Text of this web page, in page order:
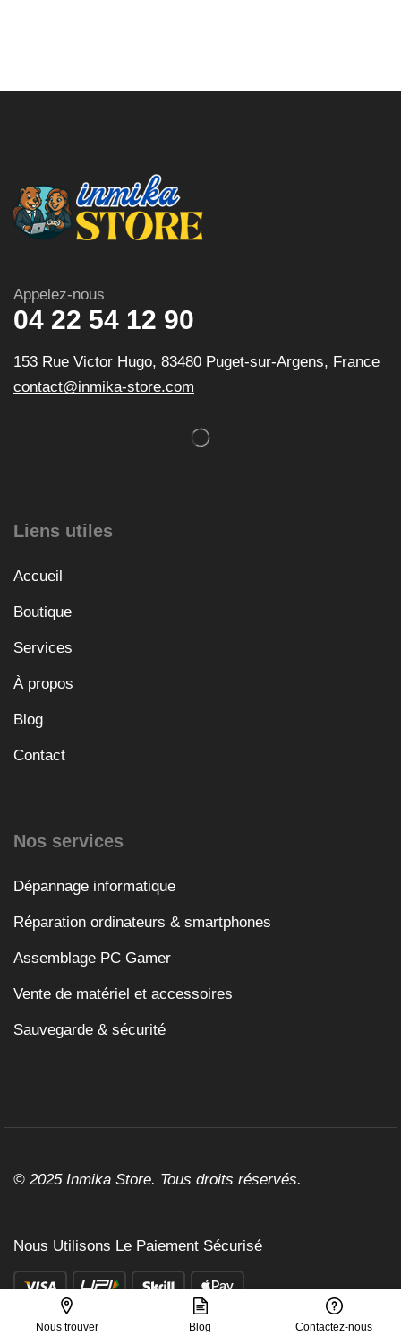
Nous trouver Blog Contactez-nous
Appelez-nous
04 22 54 12 90
153 Rue Victor Hugo, 83480 Puget-sur-Argens, France
contact@inmika-store.com
Liens utiles
Accueil
Boutique
Services
À propos
Blog
Contact
Nos services
Dépannage informatique
Réparation ordinateurs & smartphones
Assemblage PC Gamer
Vente de matériel et accessoires
Sauvegarde & sécurité
© 2025 Inmika Store. Tous droits réservés.
Nous Utilisons Le Paiement Sécurisé